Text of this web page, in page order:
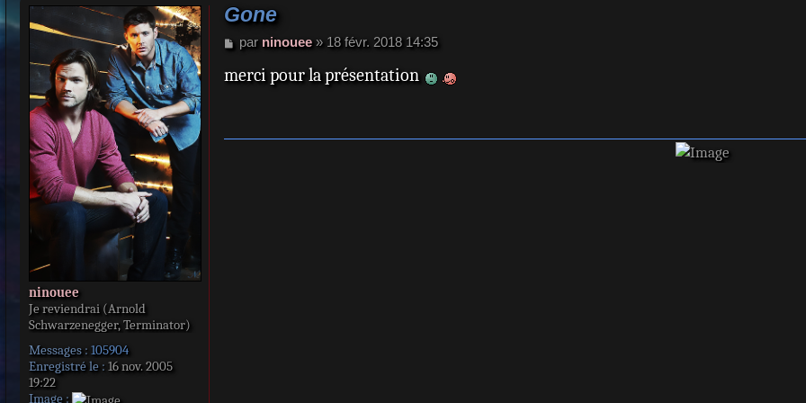
ninouee
Je reviendrai (Arnold
Schwarzenegger, Terminator)
Messages : 105904
Enregistré le : 16 nov. 2005
19:22
Image :
Gone
M
s
e
par ninouee» 18 févr. 2018 14:35
merci pour la présentation